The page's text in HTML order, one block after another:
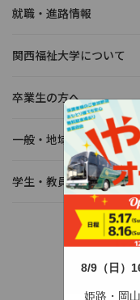
8/9（日）
姫路・岡
就職・進路情報
関西福祉大学について
卒業生の方へ
一般・地域の方へ
学生・教員の活動
〒678-
TEL：0791-